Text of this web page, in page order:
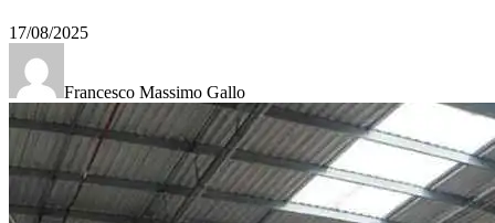
17/08/2025
Francesco Massimo Gallo